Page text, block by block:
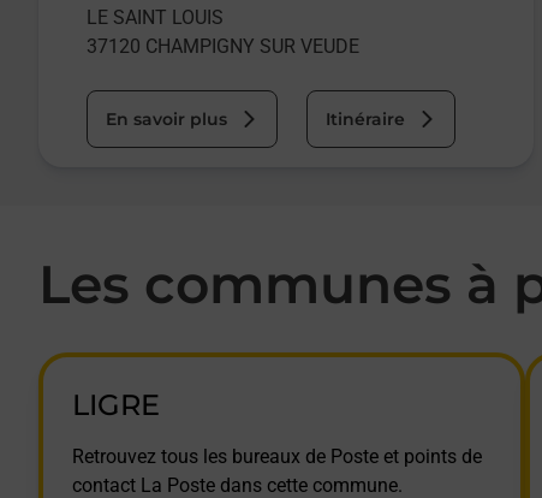
LE SAINT LOUIS
37120 CHAMPIGNY SUR VEUDE
En savoir plus Itinéraire
Les communes à
LIGRE
Retrouvez tous les bureaux de Poste et points de
contact La Poste dans cette commune.